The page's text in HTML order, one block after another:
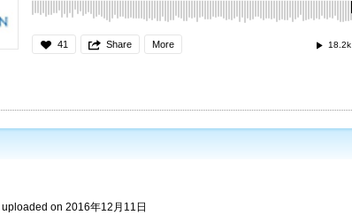
18.2k
41 Share More
uploaded on 2016年12月11日